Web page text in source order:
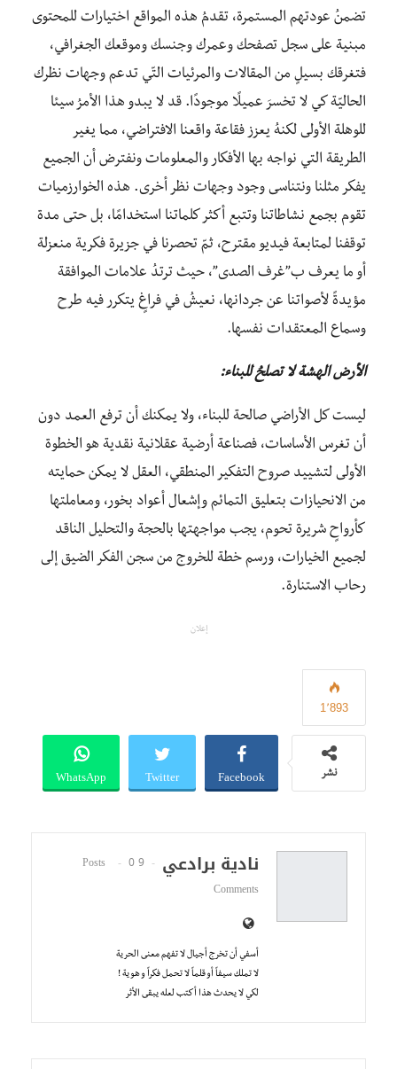
تضمنُ عودتهم المستمرة، تقدمُ هذه المواقع اختيارات للمحتوى
مبنية على سجل تصفحك وعمرك وجنسك وموقعك الجغرافي،
فتغرقك بسيلٍ من المقالات والمرئيات التّي تدعم وجهات نظرك
الحاليّة كي لا تخسرَ عميلًا موجودًا. قد لا يبدو هذا الأمرُ سيئا
للوهلة الأولى لكنهُ يعزز فقاعة واقعنا الافتراضي، مما يغير
الطريقة التي نواجه بها الأفكار والمعلومات ونفترض أن الجميع
يفكر مثلنا ونتناسى وجود وجهات نظر أخرى. هذه الخوارزميات
تقوم بجمع نشاطاتنا وتتبع أكثر كلماتنا استخدامًا، بل حتى مدة
توقفنا لمتابعة فيديو مقترح، ثمّ تحصرنا في جزيرة فكرية منعزلة
أو ما يعرف ب”غرف الصدى”، حيث ترتدُ علامات الموافقة
مؤيدةً لأصواتنا عن جردانها، نعيشُ في فراغٍ يتكرر فيه طرح
وسماع المعتقدات نفسها.
الأرض الهشة لا تصلحُ للبناء:
ليست كل الأراضي صالحة للبناء، ولا يمكنك أن ترفع العمد دون
أن تغرس الأساسات، فصناعة أرضية عقلانية نقدية هو الخطوة
الأولى لتشييد صروح التفكير المنطقي، العقل لا يمكن حمايته
من الانحيازات بتعليق التمائم وإشعال أعواد بخور، ومعاملتها
كأرواحٍ شريرة تحوم، يجب مواجهتها بالحجة والتحليل الناقد
لجميع الخيارات، ورسم خطة للخروج من سجن الفكر الضيق إلى
رحاب الاستنارة.
إعلان
1٬893
نشر Facebook
Twitter
WhatsApp
نادية برادعي 9 Posts
0
Comments
أسفي أن تخرج أجيال لا تفهم معنى الحرية
لا تملك سيفاً أو قلماً لا تحمل فكراً و هوية !
لكي لا يحدث هذا أكتب لعله يبقى الأثر